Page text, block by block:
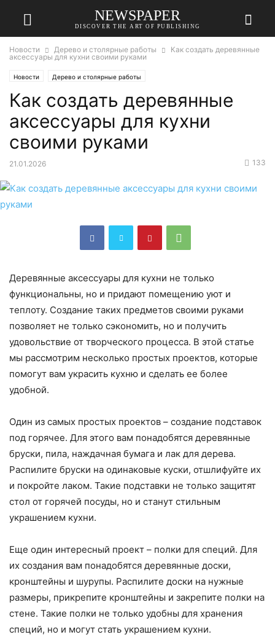
NEWSPAPER
DISCOVER THE ART OF PUBLISHING
Новости Дерево и столярные работы
Как создать деревянные
аксессуары для кухни своими руками
Новости Дерево и столярные работы
Как создать деревянные
аксессуары для кухни
своими руками
21.01.2026 133
Деревянные аксессуары для кухни не только
функциональны, но и придают помещению уют и
теплоту. Создание таких предметов своими руками
позволяет не только сэкономить, но и получить
удовольствие от творческого процесса. В этой статье
мы рассмотрим несколько простых проектов, которые
помогут вам украсить кухню и сделать ее более
удобной.
Один из самых простых проектов – создание подставок
под горячее. Для этого вам понадобятся деревянные
бруски, пила, наждачная бумага и лак для дерева.
Распилите бруски на одинаковые куски, отшлифуйте их
и покройте лаком. Такие подставки не только защитят
стол от горячей посуды, но и станут стильным
украшением кухни.
Еще один интересный проект – полки для специй. Для
их создания вам понадобятся деревянные доски,
кронштейны и шурупы. Распилите доски на нужные
размеры, прикрепите кронштейны и закрепите полки на
стене. Такие полки не только удобны для хранения
специй, но и могут стать украшением кухни.